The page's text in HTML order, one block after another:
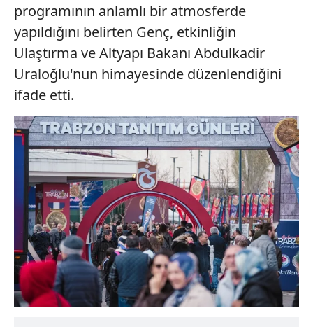
programının anlamlı bir atmosferde
yapıldığını belirten Genç, etkinliğin
Ulaştırma ve Altyapı Bakanı Abdulkadir
Uraloğlu'nun himayesinde düzenlendiğini
ifade etti.